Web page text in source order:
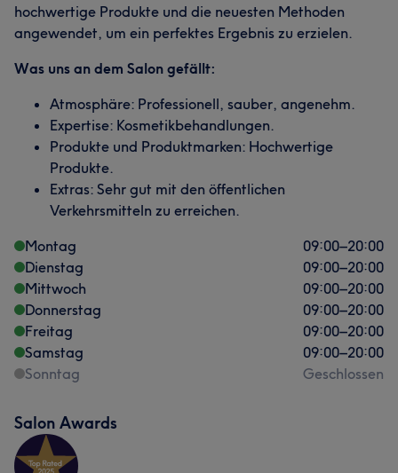
hochwertige Produkte und die neuesten Methoden
angewendet, um ein perfektes Ergebnis zu erzielen.
Was uns an dem Salon gefällt:
Atmosphäre: Professionell, sauber, angenehm.
Expertise: Kosmetikbehandlungen.
Produkte und Produktmarken: Hochwertige
Produkte.
Extras: Sehr gut mit den öffentlichen
Verkehrsmitteln zu erreichen.
Montag
09:00–20:00
Dienstag
09:00–20:00
Mittwoch
09:00–20:00
Donnerstag
09:00–20:00
Freitag
09:00–20:00
Samstag
09:00–20:00
Sonntag
Geschlossen
Salon Awards